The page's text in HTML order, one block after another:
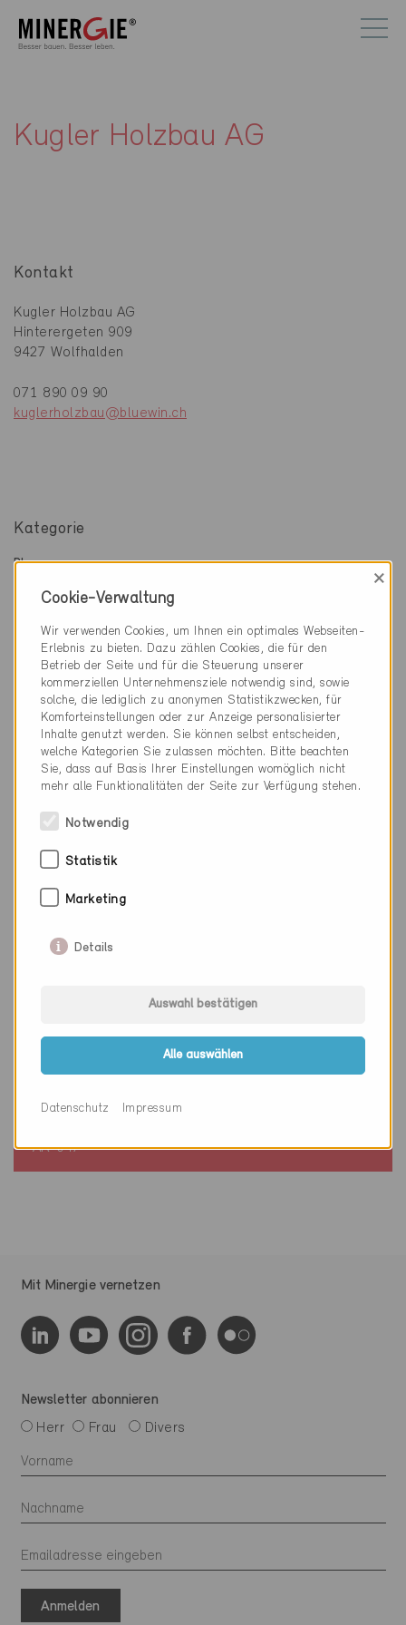
Kugler Holzbau AG
Kontakt
Kugler Holzbau AG
Hinterergeten 909
9427 Wolfhalden
071 890 09 90
kuglerholzbau@bluewin.ch
Kategorie
Planung
Gebäudehülle, Fassade, Dach
1 Minergie Gebäude (1 Zertifikate)
Definitiv
Wolfhalden 9427
AR-047
Mit Minergie vernetzen
Newsletter abonnieren
Herr
Frau Divers
Anmelden
Cookie-Verwaltung
×
Wir verwenden Cookies, um Ihnen ein optimales Webseiten-
Erlebnis zu bieten. Dazu zählen Cookies, die für den
Betrieb der Seite und für die Steuerung unserer
kommerziellen Unternehmensziele notwendig sind, sowie
solche, die lediglich zu anonymen Statistikzwecken, für
Komforteinstellungen oder zur Anzeige personalisierter
Inhalte genutzt werden. Sie können selbst entscheiden,
welche Kategorien Sie zulassen möchten. Bitte beachten
Sie, dass auf Basis Ihrer Einstellungen womöglich nicht
mehr alle Funktionalitäten der Seite zur Verfügung stehen.
Notwendig
Statistik
Marketing
Details
Auswahl bestätigen
Alle auswählen
Datenschutz Impressum